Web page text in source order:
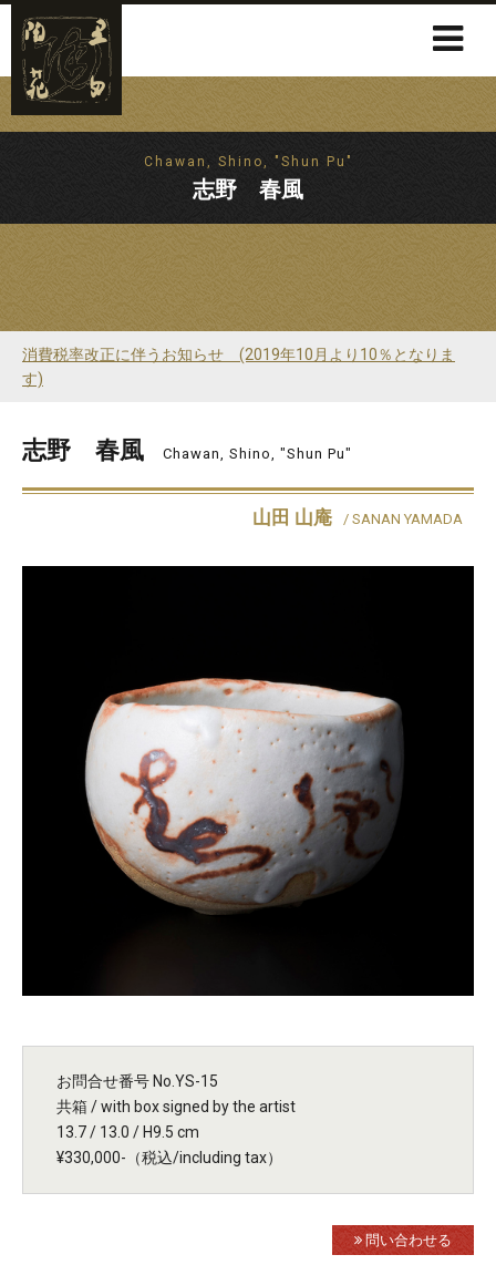
Chawan, Shino, "Shun Pu"
志野 春風
消費税率改正に伴うお知らせ (2019年10月より10％となりま
す)
志野 春風 Chawan, Shino, "Shun Pu"
山田 山庵 / SANAN YAMADA
お問合せ番号 No.YS-15
共箱 / with box signed by the artist
13.7 / 13.0 / H9.5 cm
¥330,000-（税込/including tax）
問い合わせる